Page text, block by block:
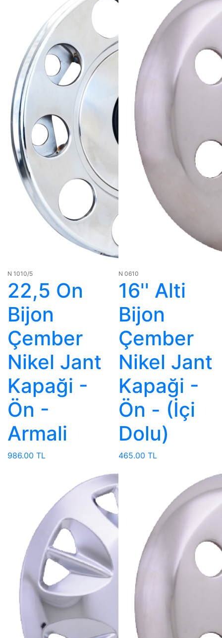
N 1010/5
22,5 On
Bijon
Çember
Nikel Jant
Kapaği -
Ön -
Armali
986.00 TL
N 0610
16'' Alti
Bijon
Çember
Nikel Jant
Kapaği -
Ön - (İçi
Dolu)
465.00 TL